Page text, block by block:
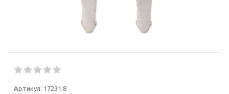
Артикул: 17231.8